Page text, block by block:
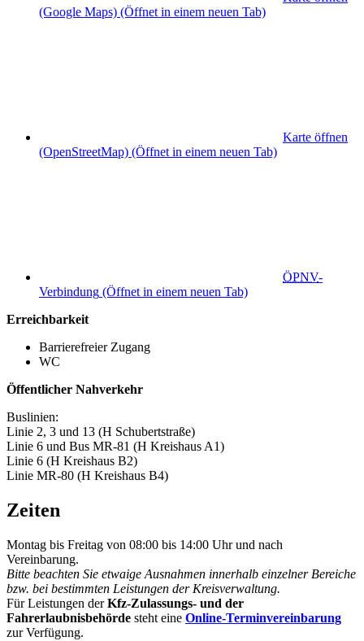
(Google Maps) (Öffnet in einem neuen Tab)
Karte öffnen
(OpenStreetMap) (Öffnet in einem neuen Tab)
ÖPNV-
Verbindung (Öffnet in einem neuen Tab)
Erreichbarkeit
Barrierefreier Zugang
WC
Öffentlicher Nahverkehr
Buslinien:
Linie 2, 3 und 13 (H Schubertstraße)
Linie 6 und Bus MR-81 (H Kreishaus A1)
Linie 6 (H Kreishaus B2)
Linie MR-80 (H Kreishaus B4)
Zeiten
Montag bis Freitag von 08:00 bis 14:00 Uhr und nach
Vereinbarung.
Bitte beachten Sie etwaige Ausnahmen innerhalb einzelner Bereiche
bzw. bei bestimmten Leistungen der Kreisverwaltung.
Für Leistungen derKfz-Zulassungs- und der
Fahrerlaubnisbehörde steht eine Online-Terminvereinbarung
zur Verfügung.